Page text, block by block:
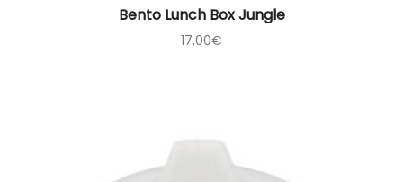
Bento Lunch Box Jungle
17,00€